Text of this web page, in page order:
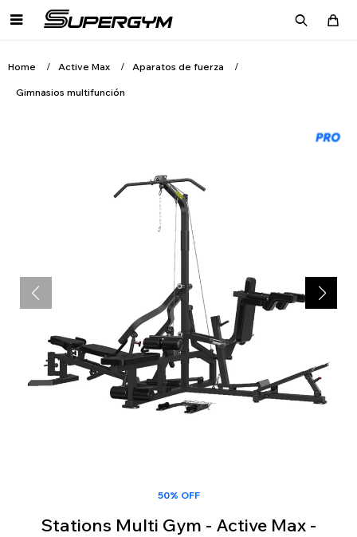

Home Active Max Aparatos de fuerza
Gimnasios multifunción
50% OFF
Stations Multi Gym - Active Max -